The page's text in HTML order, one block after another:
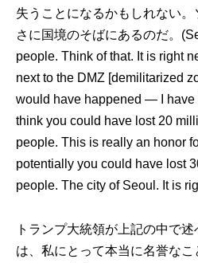
失うことになるかもしれない。
さに国境のそばにあるのだ。
people. Think of that. It is right
next to the DMZ [demilitarized
would have happened — I have
think you could have lost 20
people. This is really an honor
potentially you could have lost
people. The city of Seoul. It is
トランプ大統領が上記の中で
は、私にとって本当に名誉な